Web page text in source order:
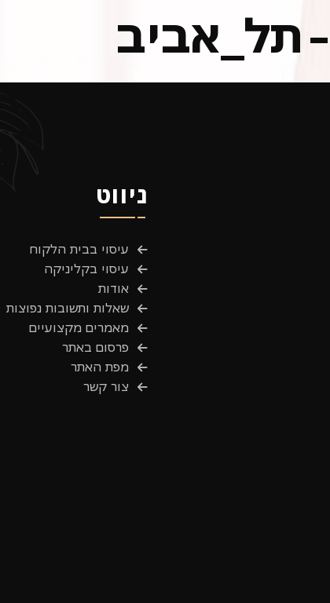
תל_אביב
ניווט
עיסוי בבית הלקוח
עיסוי בקליניקה
אודות
שאלות ותשובות נפוצות
מאמרים מקצועיים
פרסום באתר
מפת האתר
צור קשר